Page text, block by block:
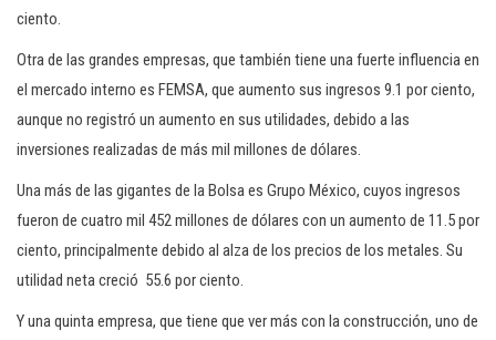
ciento.
Otra de las grandes empresas, que también tiene una fuerte influencia en
el mercado interno es FEMSA, que aumento sus ingresos 9.1 por ciento,
aunque no registró un aumento en sus utilidades, debido a las
inversiones realizadas de más mil millones de dólares.
Una más de las gigantes de la Bolsa es Grupo México, cuyos ingresos
fueron de cuatro mil 452 millones de dólares con un aumento de 11.5 por
ciento, principalmente debido al alza de los precios de los metales. Su
utilidad neta creció 55.6 por ciento.
Y una quinta empresa, que tiene que ver más con la construcción, uno de